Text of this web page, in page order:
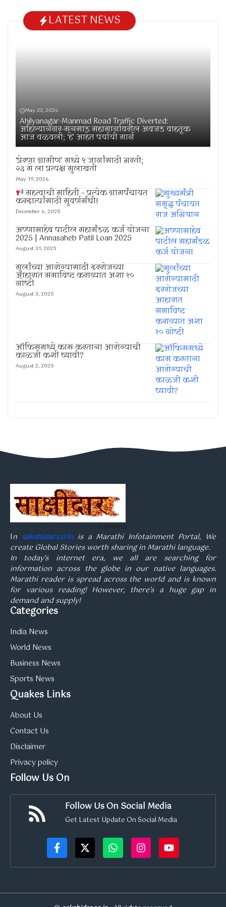
LATEST NEWS
May 23, 2026
Ahilyanagar-Manmad Road Traffic Diverted:
अहिल्यानगर-मनमाड महामार्गावरील अवजड वाहतूक
आज वळवली; ‘हे’ आहेत पर्यायी मार्ग
‘प्रेरणा ग्रामीण’ मध्ये ९ जागांसाठी भरती;
२३ मे ला प्रत्यक्ष मुलाखती
May 19, 2026
महत्वाची माहिती – प्रत्येक ग्रामपंचायत
करदात्यांसाठी सुवर्णसंधी!
December 6, 2025
अण्णासाहेब पाटील महामंडळ कर्ज योजना
2025 | Annasaheb Patil Loan 2025
August 31, 2025
मुलांच्या आरोग्यासाठी दररोजच्या
आहारात समाविष्ट कराव्यात अशा १०
गोष्टी
August 3, 2025
ऑफिसमध्ये काम करताना आरोग्याची
काळजी कशी घ्यावी?
August 2, 2025
Sakshidar
In sakshidar.co.inis a Marathi Infotainment Portal, We
create Global Stories worth sharing in Marathi language.
In today’s internet era, we all are searching for
information across the globe in our native languages.
Marathi reader is spread across the world and is known
for various reading! However, there’s a huge gap in
demand and supply!
Categories
India News
World News
Business News
Sports News
Quakes Links
About Us
Contact Us
Disclaimer
Privacy policy
Follow Us On
Follow Us On Social Media
Get Latest Update On Social Media